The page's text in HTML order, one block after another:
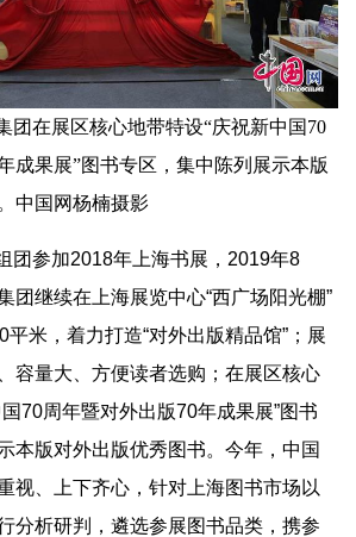
团在展区核心地带特设“庆祝新中国70
成果展”图书专区，集中陈列展示本版
中国网杨楠摄影
团参加2018年上海书展，2019年8
团继续在上海展览中心“西广场阳光棚”
米，着力打造“对外出版精品馆”；展
容量大、方便读者选购；在展区核心
70周年暨对外出版70年成果展”图书
本版对外出版优秀图书。今年，中国
视、上下齐心，针对上海图书市场以
分析研判，遴选参展图书品类，携参